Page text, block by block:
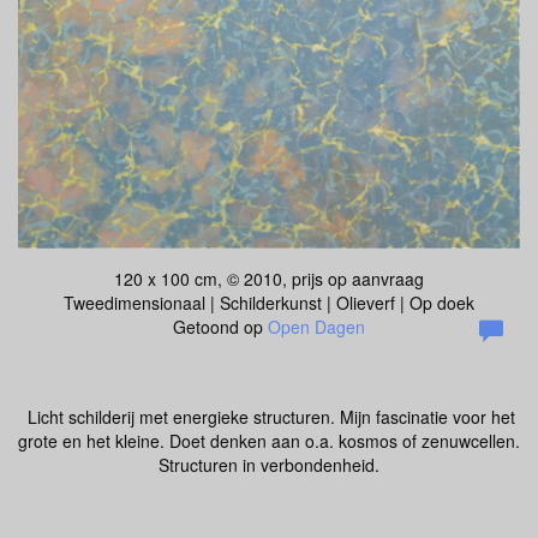
120 x 100 cm, © 2010, prijs op aanvraag
Tweedimensionaal | Schilderkunst | Olieverf | Op doek
Getoond op Open Dagen
Licht schilderij met energieke structuren. Mijn fascinatie voor het
grote en het kleine. Doet denken aan o.a. kosmos of zenuwcellen.
Structuren in verbondenheid.